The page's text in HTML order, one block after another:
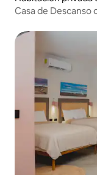
Casa de Descanso